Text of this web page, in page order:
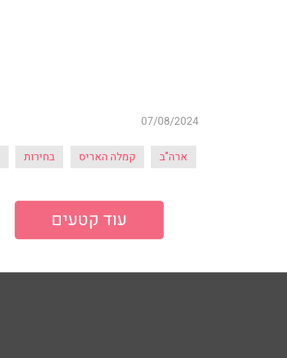
07/08/2024
ארה"ב קמלה האריס בחירות
עוד קטעים